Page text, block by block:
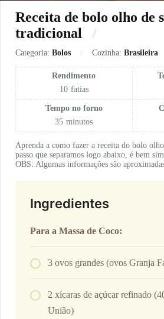
Receita de bolo olho de
tradicional
Categoria: Bolos Cozinha: Brasileira
Rendimento
10 fatias
Tempo no forno
35 minutos
Aprenda a como fazer a receita do bolo
passo que separamos logo abaixo, é bem
OBS: Algumas informações são
Ingredientes
Para a Massa de Coco:
3 ovos grandes (ovos Granja
2 xícaras de açúcar refinado
União)